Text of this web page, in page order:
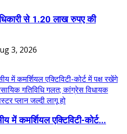
से 1.20 लाख रुपए की
3, 2026
में कमर्शियल एक्टिविटी-कोर्ट...